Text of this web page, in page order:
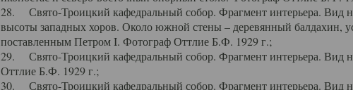
28. Свято-Троицкий кафедральный собор. Фрагмент интерьера. Вид
высоты западных хоров. Около южной стены – деревянный балдахин,
поставленным Петром I. Фотограф Оттлие Б.Ф. 1929 г.;
29. Свято-Троицкий кафедральный собор. Фрагмент интерьера. Вид
Оттлие Б.Ф. 1929 г.;
30. Свято-Троицкий кафедральный собор. Фрагмент интерьера. Вид